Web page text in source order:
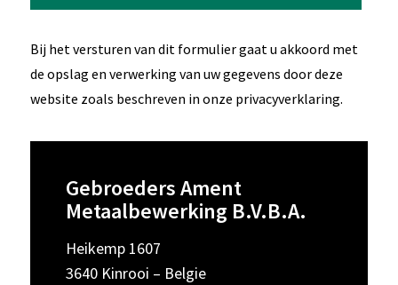
Bij het versturen van dit formulier gaat u akkoord met
de opslag en verwerking van uw gegevens door deze
website zoals beschreven in onze privacyverklaring.
Gebroeders Ament
Metaalbewerking B.V.B.A.
Heikemp 1607
3640 Kinrooi – Belgie